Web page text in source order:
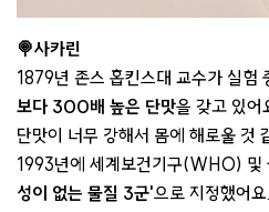
🍭사카린
1879년 존스 홉킨스대 교수가 실험
보다 300배 높은 단맛을 갖고 있어
단맛이 너무 강해서 몸에 해로울 것
1993년에 세계보건기구(WHO) 및
성이 없는 물질 3군'으로 지정했어요.